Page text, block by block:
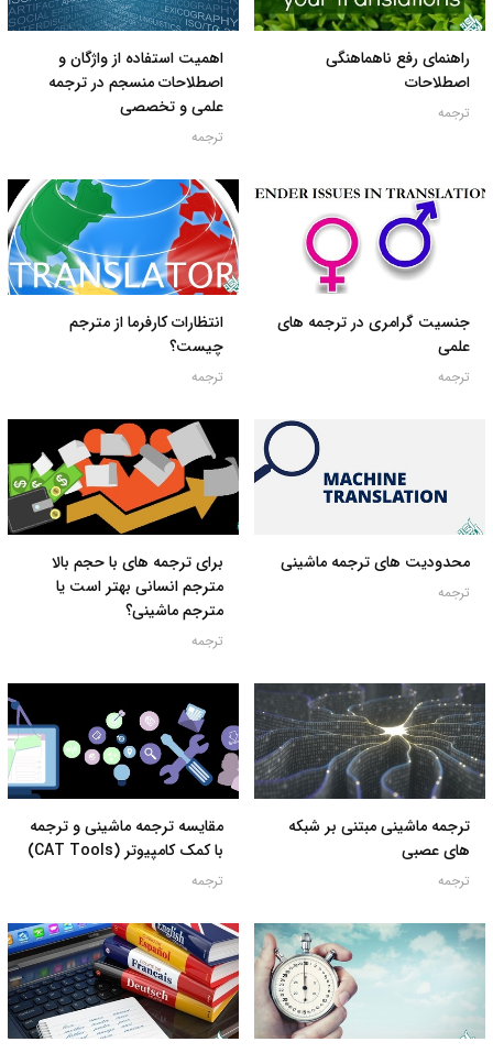
راهنمای رفع ناهماهنگی
اصطلاحات
ترجمه
اهمیت استفاده از واژگان و
اصطلاحات منسجم در ترجمه
علمی و تخصصی
ترجمه
جنسیت گرامری در ترجمه های
علمی
ترجمه
انتظارات کارفرما از مترجم
چیست؟
ترجمه
محدودیت های ترجمه ماشینی
ترجمه
برای ترجمه های با حجم بالا
مترجم انسانی بهتر است یا
مترجم ماشینی؟
ترجمه
ترجمه ماشینی مبتنی بر شبکه
های عصبی
ترجمه
مقایسه ترجمه ماشینی و ترجمه
با کمک کامپیوتر (CAT Tools)
ترجمه